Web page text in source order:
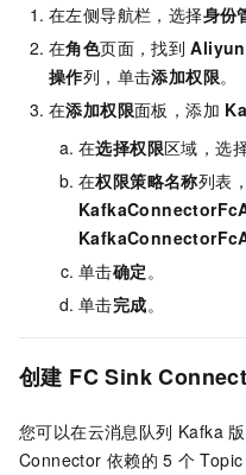
在左侧导航栏，选择身份
在角色页面，找到
操作列，单击添加权限。
在添加权限面板，添加
在选择权限区域，选
在权限策略名称列表
单击确定 。
单击完成。
创建 FC Sink
您可以在云消息队列 Kafka 版
Connector 依赖的 5 个